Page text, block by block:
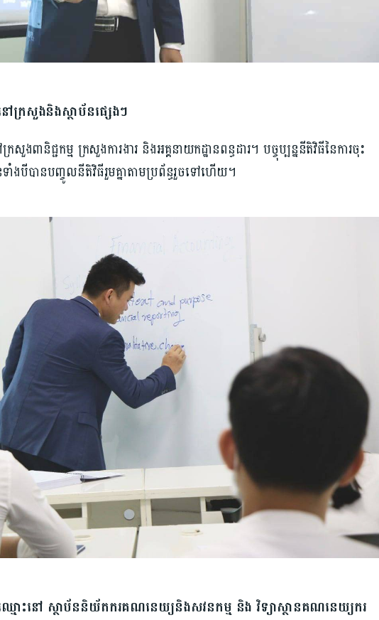
ក្រសួងនិងស្ថាប័នផ្សេងៗ
ងពានិជ្ជកម្ម ក្រសួងការងារ និងអគ្គនាយកដ្ឋានពន្ធដារ។ បច្ចុប្បន្ននីតិវិធីនៃការចុះ
ងបីបានបញ្ចូលនីតិវិធីរួមគ្នាតាមប្រព័ន្ធរួចទៅហើយ។
មោះនៅ ស្ថាប័ននិយ័តករគណនេយ្យនិងសវនកម្ម និង វិទ្យាស្ថានគណនេយ្យករ